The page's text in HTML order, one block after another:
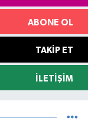
ABONE OL
TAKIP ET
İLETIŞIM